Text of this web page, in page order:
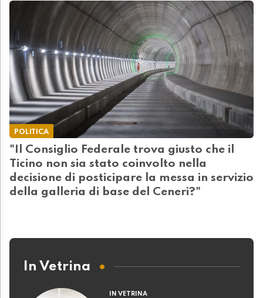
POLITICA
"Il Consiglio Federale trova giusto che il
Ticino non sia stato coinvolto nella
decisione di posticipare la messa in servizio
della galleria di base del Ceneri?"
In Vetrina
IN VETRINA